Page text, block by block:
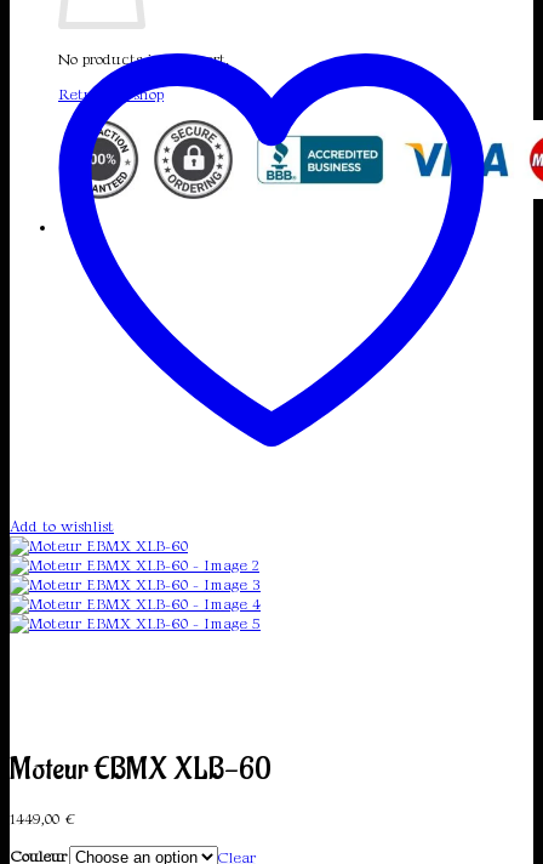
No products in the cart.
Return to shop
Add to wishlist
Moteur EBMX XLB-60
1449,00 €
Couleur
Clear